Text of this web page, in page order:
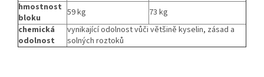
hmostnost
bloku
59 kg
73 kg
chemická
odolnost
vynikající odolnost vůči většině kyselin, zásad a
solných roztoků